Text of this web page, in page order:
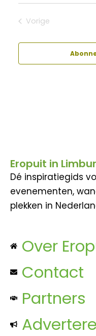
datum.
Vorige
Eropuit in
Dé inspiratiegids
evenementen,
plekken in
Over
Contact
Partners